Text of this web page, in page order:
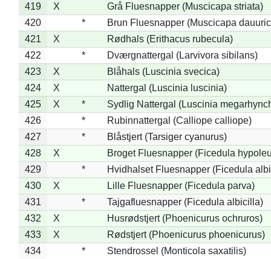
419
X
Grå Fluesnapper (Muscicapa striata)
420
*
Brun Fluesnapper (Muscicapa
421
X
Rødhals (Erithacus rubecula)
422
*
Dværgnattergal (Larvivora sibilans)
423
X
Blåhals (Luscinia svecica)
424
X
Nattergal (Luscinia luscinia)
425
X *
Sydlig Nattergal (Luscinia
426
*
Rubinnattergal (Calliope calliope)
427
*
Blåstjert (Tarsiger cyanurus)
428
X
Broget Fluesnapper (Ficedula
429
*
Hvidhalset Fluesnapper (Ficedula
430
X
Lille Fluesnapper (Ficedula parva)
431
*
Tajgafluesnapper (Ficedula albicilla)
432
X
Husrødstjert (Phoenicurus ochruros)
433
X
Rødstjert (Phoenicurus phoenicurus)
434
*
Stendrossel (Monticola saxatilis)